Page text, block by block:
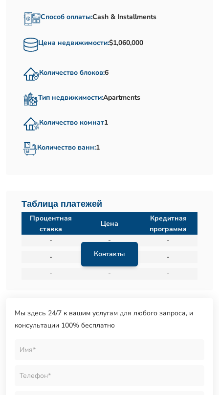
Способ оплаты:Cash & Installments
Цена недвижимости:$1,060,000
Количество блоков:6
Тип недвижимости:Apartments
Количество комнат1
Количество ванн:1
Таблица платежей
Контакты
Процентная
ставка
Цена
Кредитная
программа
-
-
-
-
-
-
-
- -
Мы здесь 24/7 к вашим услугам для любого запроса, и
консультации 100% бесплатно